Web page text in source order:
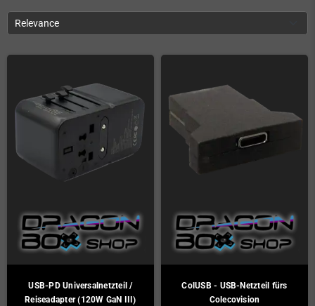
Relevance
USB-PD Universalnetzteil /
Reiseadapter (120W GaN III)
ColUSB - USB-Netzteil fürs
Colecovision